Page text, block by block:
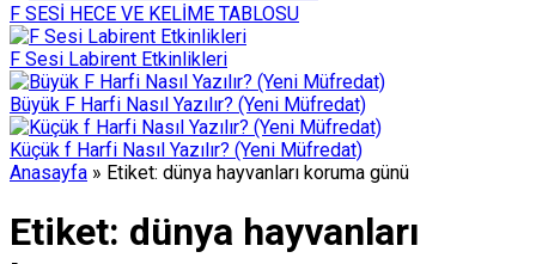
F SESİ HECE VE KELİME TABLOSU
F Sesi Labirent Etkinlikleri
Büyük F Harfi Nasıl Yazılır? (Yeni Müfredat)
Küçük f Harfi Nasıl Yazılır? (Yeni Müfredat)
Anasayfa » Etiket: dünya hayvanları koruma günü
Etiket: dünya hayvanları